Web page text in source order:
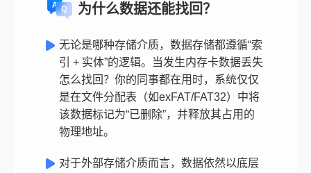
为什么数据还能找回？
无论是哪种存储介质，数据存储都遵循“索
引 + 实体”的逻辑。当发生内存卡数据丢失
怎么找回？你的同事都在用时，系统仅仅
是在文件分配表（如exFAT/FAT32）中将
该数据标记为“已删除”，并释放其占用的
物理地址。
对于外部存储介质而言，数据依然以底层